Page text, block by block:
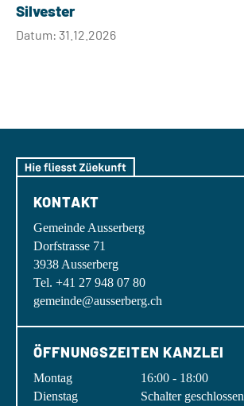
Silvester
Datum: 31.12.2026
KONTAKT
Gemeinde Ausserberg
Dorfstrasse 71
3938 Ausserberg
Tel. +41 27 948 07 80
gemeinde@ausserberg.ch
ÖFFNUNGSZEITEN KANZLEI
Montag
16:00 - 18:00
Dienstag
Schalter geschlossen